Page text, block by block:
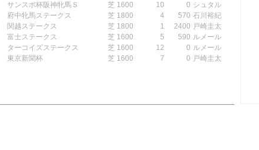
サンスポ杯阪神牝馬Ｓ 芝 1600 10 0 シュタル
府中牝馬ステークス 芝 1800 4 570 石川裕紀
関越ステークス 芝 1800 1 2400 戸崎圭太
富士ステークス 芝 1600 5 590 ルメール
ターコイズステークス 芝 1600 12 0 ルメール
東京新聞杯 芝 1600 7 0 戸崎圭太